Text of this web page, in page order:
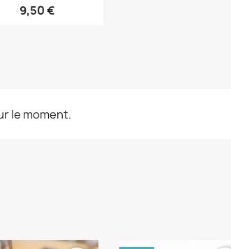
9,50 €
le moment.